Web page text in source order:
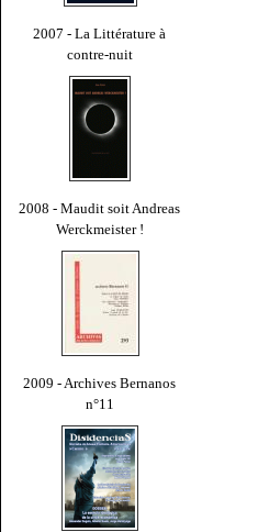
2007 - La Littérature à
contre-nuit
2008 - Maudit soit Andreas
Werckmeister !
2009 - Archives Bernanos
n°11